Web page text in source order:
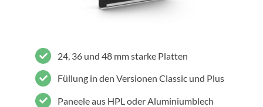
24, 36 und 48 mm starke Platten
Füllung in den Versionen Classic und Plus
Paneele aus HPL oder Aluminiumblech